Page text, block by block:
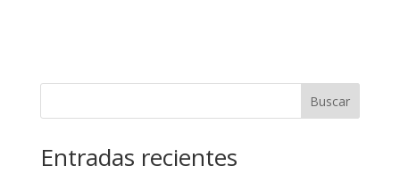
Buscar
Entradas recientes